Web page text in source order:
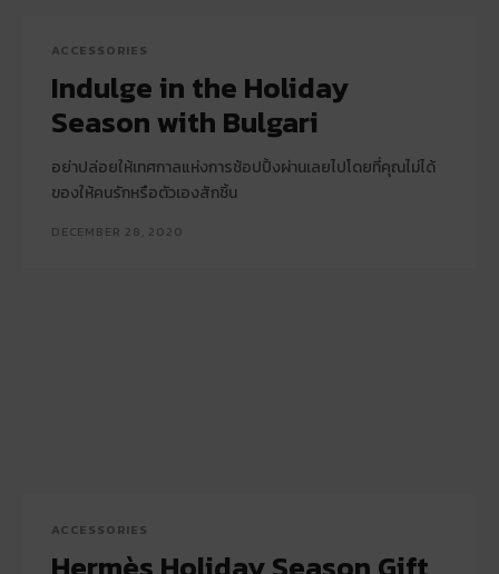
ACCESSORIES
Indulge in the Holiday
Season with Bulgari
อย่าปล่อยให้เทศกาลแห่งการช้อปปิ้งผ่านเลยไปโดยที่คุณไม่ได้
ของให้คนรักหรือตัวเองสักชิ้น
DECEMBER 28, 2020
ACCESSORIES